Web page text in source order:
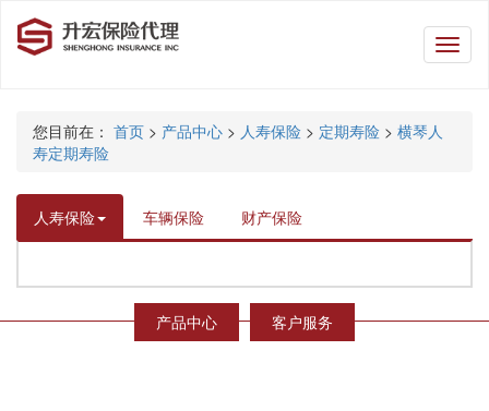
升
宏
您目前在： 首页 > 产品中心 > 人寿保险 > 定期寿险 > 横琴人
寿定期寿险
人寿保险 车辆保险 财产保险
产品中心 客户服务